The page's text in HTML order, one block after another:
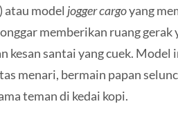
atau model jogger cargoyang
memberikan ruang gerak
kesan santai yang cuek.
menari, bermain papan
teman di kedai kopi.